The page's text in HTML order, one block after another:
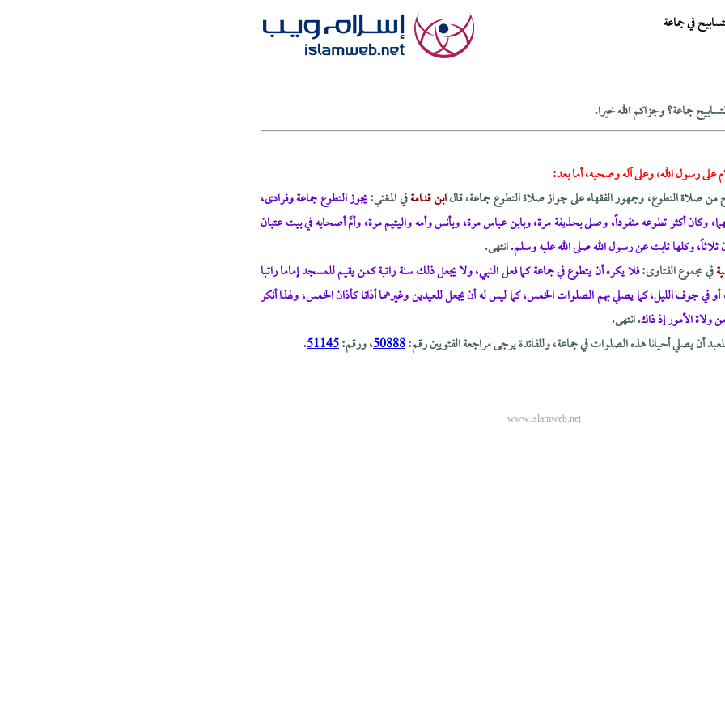
في جماعة
جماعة؟ وجزاكم الله خيرا.
على رسول الله، وعلى آله وصحبه، أما بعد:
من صلاة التطوع، وجمهور الفقهاء على جواز صلاة التطوع جماعة، قالابن قدامةفي المغني:يجوز التطوع جماعة وفرادى،
وكان أكثر تطوعه منفرداً، وصلى بحذيفة مرة، وبابن عباس مرة، وبأنس وأمه واليتيم مرة، وأمَّ أصحابه في بيت عتبان
وكلها ثابت عن رسول الله صلى الله عليه وسلم.انتهى.
في مجموع الفتاوى:فلا يكره أن يتطوع في جماعة كما فعل النبي، ولا يجعل ذلك سنة راتبة كمن يقيم للمسجد إماما راتبا
أو في جوف الليل، كما يصلي بهم الصلوات الخمس، كما ليس له أن يجعل للعيدين وغيرهما أذانا كأذان الخمس، ولهذا أنكر
ولاة الأمور إذ ذاك. انتهى.
أن يصلي أحيانا هذه الصلوات في جماعة، وللفائدة يرجى مراجعة الفتويين رقم:50888، ورقم:51145
.
www.islamweb.net